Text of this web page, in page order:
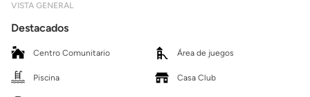
VISTA GENERAL
Destacados
Centro Comunitario Área de juegos
Piscina Casa Club